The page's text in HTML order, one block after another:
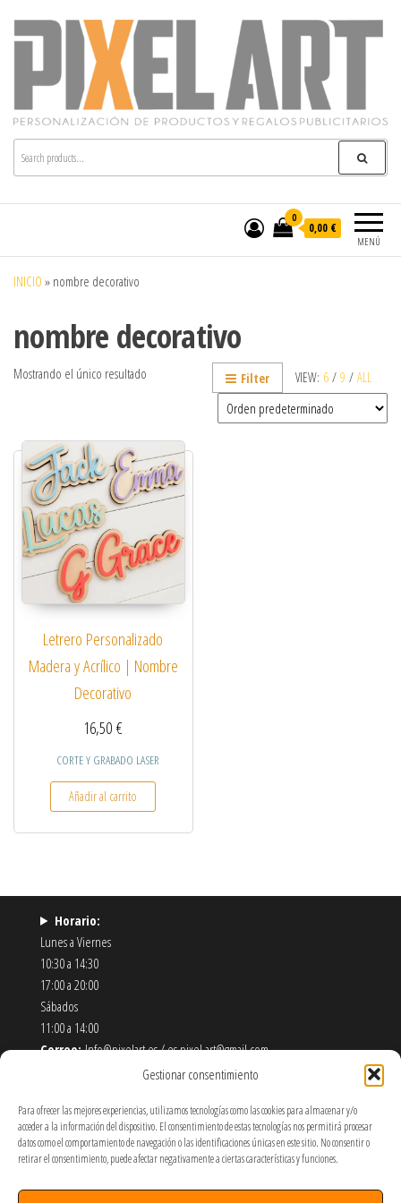
Gestionar consentimiento
Para ofrecer las mejores experiencias, utilizamos tecnologías como las cookies para almacenar y/o
acceder a la información del dispositivo. El consentimiento de estas tecnologías nos permitirá procesar
datos como el comportamiento de navegación o las identificaciones únicas en este sitio. No consentir o
retirar el consentimiento, puede afectar negativamente a ciertas características y funciones.
Pixelart
Especialistas en textil publicitario y regalos
personalizados en móstoles
MENÚ
0
0,00 €
INICIO » nombre decorativo
nombre decorativo
VIEW: 6 / 9 / ALL
Filter
Mostrando el único resultado
Letrero Personalizado
Madera y Acrílico | Nombre
Decorativo
16,50€
CORTE Y GRABADO LASER
Añadir al carrito
Horario:
Lunes a Viernes
10:30 a 14:30
17:00 a 20:00
Sábados
11:00 a 14:00
Correo:Info@pixelart.es / es.pixel.art@gmail.com
910 56 55 72
Móstoles-Madrid
Política de Envíos y Devoluciones